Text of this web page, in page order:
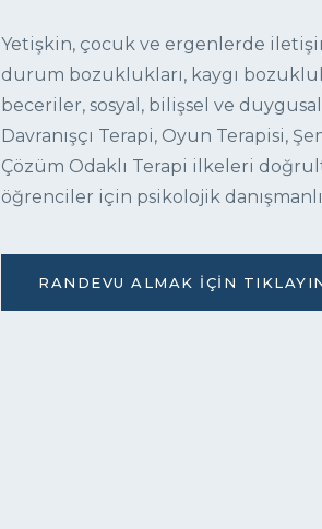
Yetişkin, çocuk ve ergenlerde
durum bozuklukları, kaygı
beceriler, sosyal, bilişsel ve
Davranışçı Terapi, Oyun Terapisi,
Çözüm Odaklı Terapi ilkeleri
öğrenciler için psikolojik
RANDEVU ALMAK İÇIN